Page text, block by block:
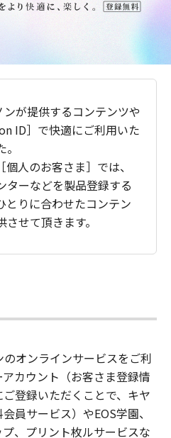
が提供するコンテンツや
ID］で快適にご利用いた
人のお客さま］では、
ターなどを製品登録する
とりに合わせたコンテン
せて頂きます。
のオンラインサービスをご利
カウント（お客さま登録情
登録いただくことで、キヤ
員サービス）やEOS学園、
、プリント枚ルサービスな